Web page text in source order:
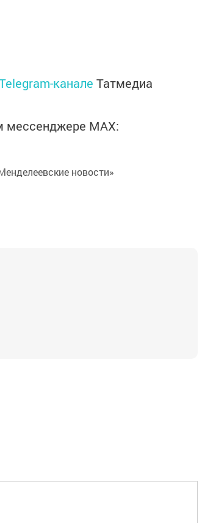
канале Татмедиа
мессенджере MАХ:
новости»